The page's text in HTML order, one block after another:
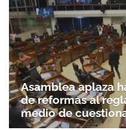
Asamblea aplaza
de reformas al
medio de